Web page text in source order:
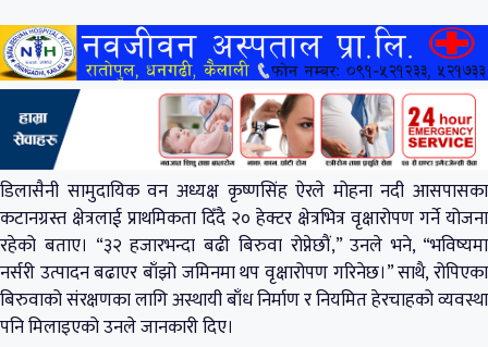
डिलासैनी सामुदायिक वन अध्यक्ष कृष्णसिंह ऐरले मोहना नदी आसपासका
कटानग्रस्त क्षेत्रलाई प्राथमिकता दिँदै २० हेक्टर क्षेत्रभित्र वृक्षारोपण गर्ने योजना
रहेको बताए। “३२ हजारभन्दा बढी बिरुवा रोप्नेछौं,” उनले भने, “भविष्यमा
नर्सरी उत्पादन बढाएर बाँझो जमिनमा थप वृक्षारोपण गरिनेछ।” साथै, रोपिएका
बिरुवाको संरक्षणका लागि अस्थायी बाँध निर्माण र नियमित हेरचाहको व्यवस्था
पनि मिलाइएको उनले जानकारी दिए।